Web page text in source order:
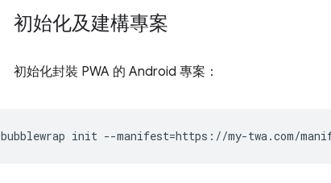
初始化及建構專案
初始化封裝 PWA 的 Android 專案：
bubblewrap init --manifest=